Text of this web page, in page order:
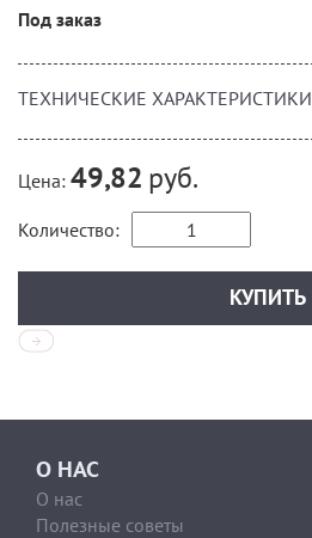
Под заказ
ТЕХНИЧЕСКИЕ ХАРАКТЕРИСТИКИ
Цена: 49,82 руб.
Количество:
О НАС
О нас
Полезные советы